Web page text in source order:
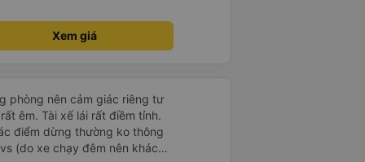
Xem giá
phòng nên cảm giác riêng tư
êm. Tài xế lái rất điềm tỉnh.
điểm dừng thường ko thông
(do xe chạy đêm nên khách